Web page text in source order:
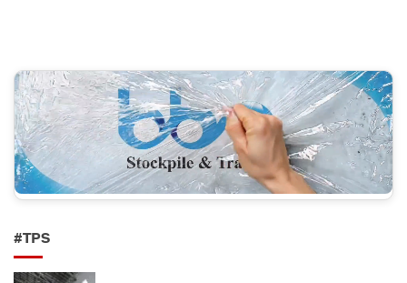
#TPS